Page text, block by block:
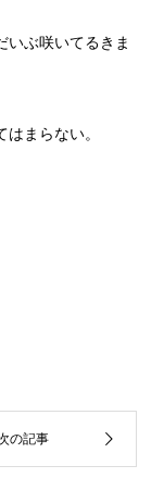
いぶ咲いてるきま
まらない。